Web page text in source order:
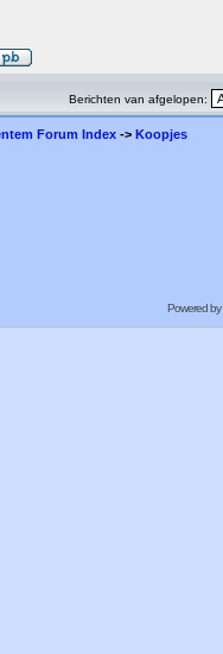
Berichten van afgelopen:
Forum Index -> Koopjes
Powered by